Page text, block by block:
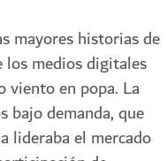
mayores historias de
medios digitales
viento en popa. La
bajo demanda, que
lideraba el mercado